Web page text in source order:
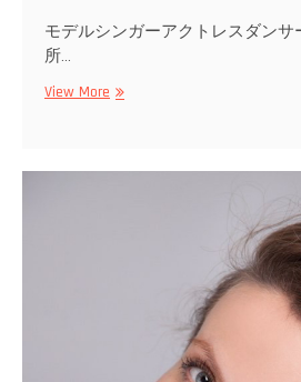
モデルシンガーアクトレスダン
所…
View More Victoria